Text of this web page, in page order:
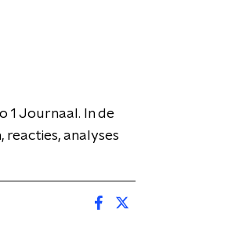
1 Journaal. In de
analyses